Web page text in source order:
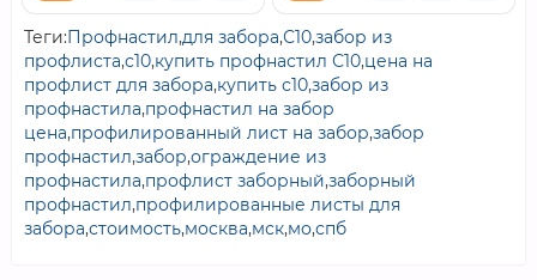
Теги:Профнастил,для забора,С10,забор из
профлиста,с10,купить профнастил С10,цена на
профлист для забора,купить с10,забор из
профнастила,профнастил на забор
цена,профилированный лист на забор,забор
профнастил,забор,ограждение из
профнастила,профлист заборный,заборный
профнастил,профилированные листы для
забора,стоимость,москва,мск,мо,спб